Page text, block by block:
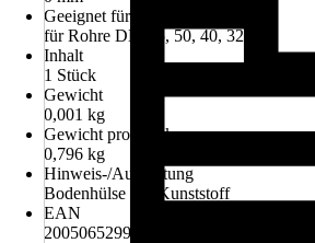
Geeignet für
für Rohre DM 55, 50, 40, 32 mm
Inhalt
1 Stück
Gewicht
0,001 kg
Gewicht pro Stück
0,796 kg
Hinweis-/Ausstattung
Bodenhülse aus Kunststoff
EAN
2005065299008, 9001567300269